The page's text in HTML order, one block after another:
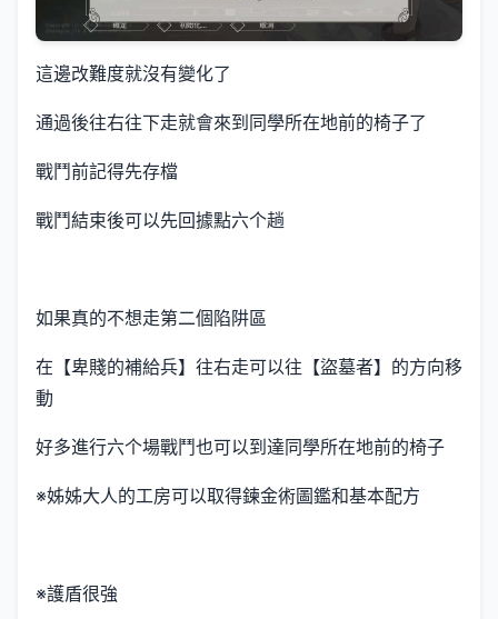
這邊改難度就沒有變化了
通過後往右往下走就會來到同學所在地前的椅子了
戰鬥前記得先存檔
戰鬥結束後可以先回據點六个趟
如果真的不想走第二個陷阱區
在【卑賤的補給兵】往右走可以往【盜墓者】的方向移
動
好多進行六个場戰鬥也可以到達同學所在地前的椅子
※姊姊大人的工房可以取得鍊金術圖鑑和基本配方
※護盾很強